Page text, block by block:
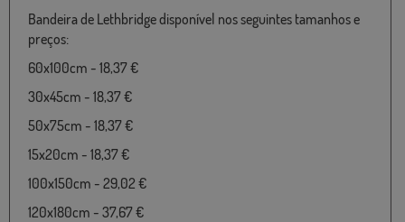
Bandeira de Lethbridge disponível nos seguintes tamanhos e
preços:
60x100cm - 18,37 €
30x45cm - 18,37 €
50x75cm - 18,37 €
15x20cm - 18,37 €
100x150cm - 29,02 €
120x180cm - 37,67 €